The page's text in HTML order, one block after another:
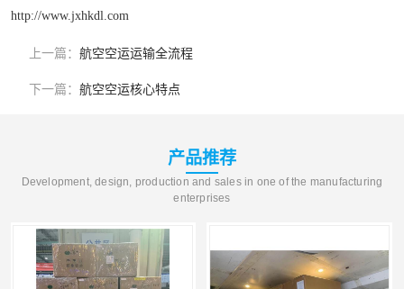
http://www.jxhkdl.com
上一篇： 航空空运运输全流程
下一篇： 航空空运核心特点
产品推荐
Development, design, production and sales in one of the manufacturing
enterprises